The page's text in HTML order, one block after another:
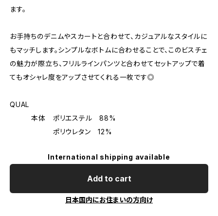
ます。
お手持ちのデニムやスカートと合わせて、カジュアルなスタイルに
もマッチします。シンプルなボトムに合わせることで、このビスチェ
の魅力が際立ち、フリルラインパンツと合わせてセットアップで着
てもオシャレ度をアップさせてくれる一枚です◎
QUAL
本体 ポリエステル 88%
ポリウレタン 12%
International shipping available
Add to cart
日本国内にお住まいの方向け